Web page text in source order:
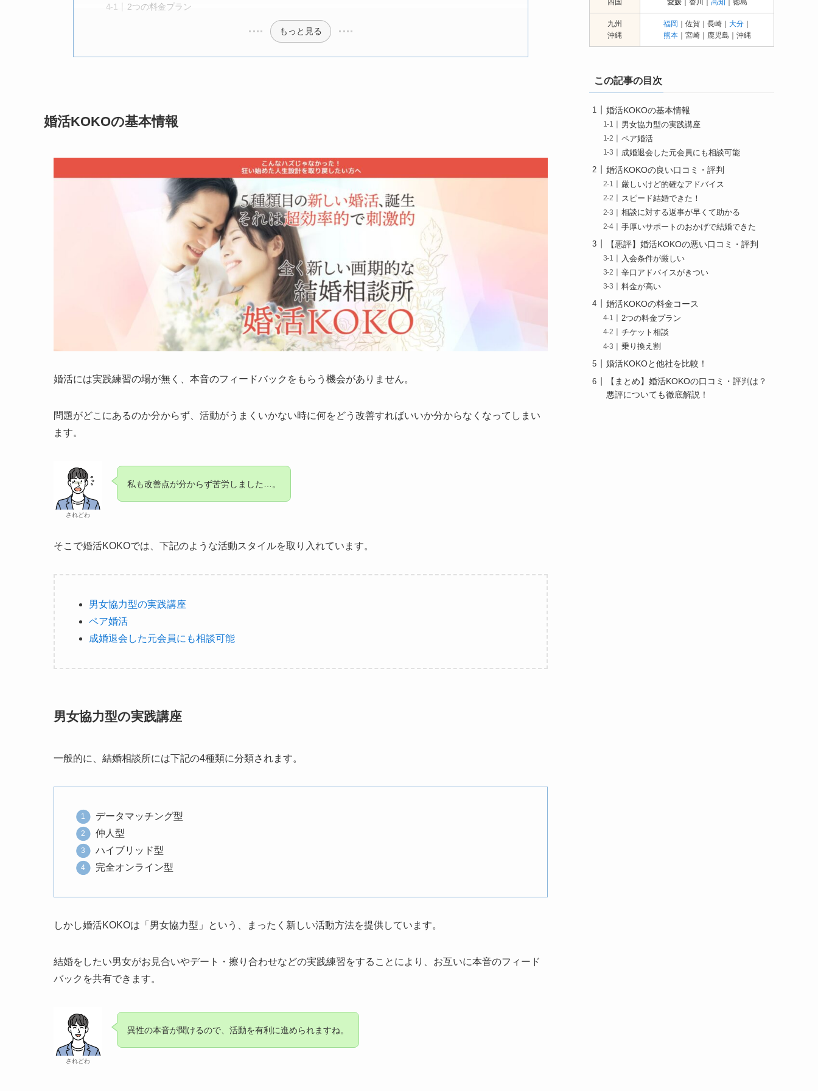
2つの料金プラン
もっと見る
婚活KOKOの基本情報
婚活には実践練習の場が無く、本音のフィードバックをもらう機会がありません。
問題がどこにあるのか分からず、活動がうまくいかない時に何をどう改善すればいいか分からなくなってしまい
ます。
されどわ
私も改善点が分からず苦労しました…。
そこで婚活KOKOでは、下記のような活動スタイルを取り入れています。
男女協力型の実践講座
ペア婚活
成婚退会した元会員にも相談可能
男女協力型の実践講座
一般的に、結婚相談所には下記の4種類に分類されます。
データマッチング型
仲人型
ハイブリッド型
完全オンライン型
しかし婚活KOKOは「男女協力型」という、まったく新しい活動方法を提供しています。
結婚をしたい男女がお見合いやデート・擦り合わせなどの実践練習をすることにより、お互いに本音のフィード
バックを共有できます。
されどわ
異性の本音が聞けるので、活動を有利に進められますね。
九州
沖縄
福岡 ｜佐賀｜長崎｜ 大分｜
熊本｜宮崎｜鹿児島｜沖縄
この記事の目次
婚活KOKOの基本情報
男女協力型の実践講座
ペア婚活
成婚退会した元会員にも相談可能
婚活KOKOの良い口コミ・評判
厳しいけど的確なアドバイス
スピード結婚できた！
相談に対する返事が早くて助かる
手厚いサポートのおかげで結婚できた
【悪評】婚活KOKOの悪い口コミ・評判
入会条件が厳しい
辛口アドバイスがきつい
料金が高い
婚活KOKOの料金コース
2つの料金プラン
チケット相談
乗り換え割
婚活KOKOと他社を比較！
【まとめ】婚活KOKOの口コミ・評判は？
悪評についても徹底解説！